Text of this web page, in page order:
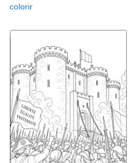
colorir